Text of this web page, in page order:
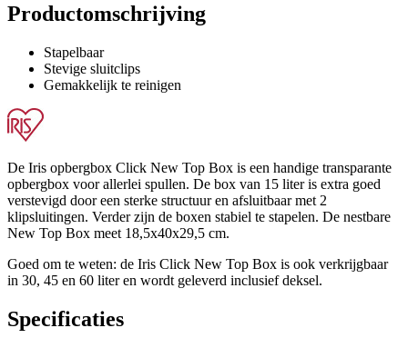
Productomschrijving
Stapelbaar
Stevige sluitclips
Gemakkelijk te reinigen
De Iris opbergbox Click New Top Box is een handige transparante
opbergbox voor allerlei spullen. De box van 15 liter is extra goed
verstevigd door een sterke structuur en afsluitbaar met 2
klipsluitingen. Verder zijn de boxen stabiel te stapelen. De nestbare
New Top Box meet 18,5x40x29,5 cm.
Goed om te weten: de Iris Click New Top Box is ook verkrijgbaar
in 30, 45 en 60 liter en wordt geleverd inclusief deksel.
Specificaties